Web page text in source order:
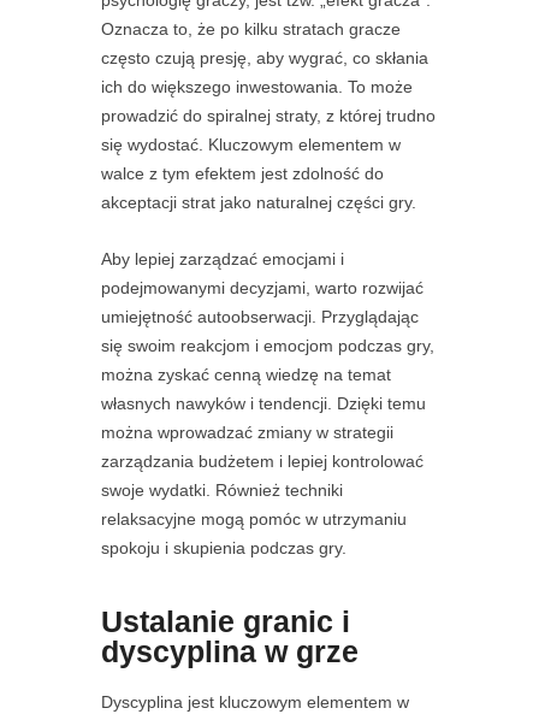
Oznacza to, że po kilku stratach gracze
często czują presję, aby wygrać, co skłania
ich do większego inwestowania. To może
prowadzić do spiralnej straty, z której trudno
się wydostać. Kluczowym elementem w
walce z tym efektem jest zdolność do
akceptacji strat jako naturalnej części gry.
Aby lepiej zarządzać emocjami i
podejmowanymi decyzjami, warto rozwijać
umiejętność autoobserwacji. Przyglądając
się swoim reakcjom i emocjom podczas gry,
można zyskać cenną wiedzę na temat
własnych nawyków i tendencji. Dzięki temu
można wprowadzać zmiany w strategii
zarządzania budżetem i lepiej kontrolować
swoje wydatki. Również techniki
relaksacyjne mogą pomóc w utrzymaniu
spokoju i skupienia podczas gry.
Ustalanie granic i
dyscyplina w grze
Dyscyplina jest kluczowym elementem w